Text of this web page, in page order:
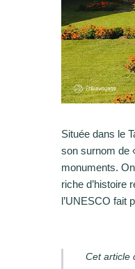
Située dans le
son surnom de
monuments.
riche d’histoire
l’UNESCO fait
Cet article